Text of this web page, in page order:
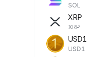
SOL
XRP
XRP
USD1
USD1